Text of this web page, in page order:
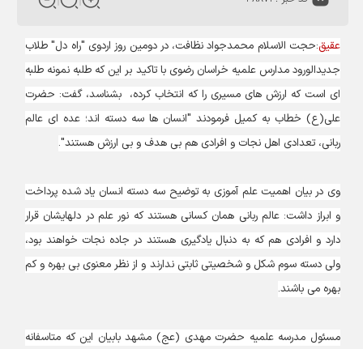
عقیق:حجت الاسلام محمدجواد نظافت، در دومین روز اردوی "راه دل" طلاب
جدیدالورود مدارس علمیه خراسان رضوی با تاکید بر این که طلبه نمونه طلبه
ای است که ارزش های مسیری را که انتخاب کرده، بشناسد، گفت: حضرت
علی(ع) خطاب به کمیل فرمودند "انسان ها سه دسته اند؛ عده ای عالم
ربانی، تعدادی اهل نجات و افرادی هم بی هدف و بی ارزش هستند".
وی در بیان اهمیت علم آموزی به توضیح سه دسته انسان یاد شده پرداخت
و ابراز داشت: عالم ربانی همان کسانی هستند که نور علم در دلهایشان قرار
دارد و افرادی هم که به دنبال یادگیری هستند در جاده نجات خواهند بود،
ولی دسته سوم شکل و شخصیتی ثابتی ندارند و از نظر معنوی بی بهره و کم
بهره می باشند.
مسئول مدرسه علمیه حضرت مهدی (عج) مشهد بابیان این که متاسفانه